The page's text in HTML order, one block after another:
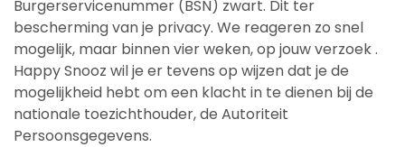
Burgerservicenummer (BSN) zwart. Dit ter
bescherming van je privacy. We reageren zo snel
mogelijk, maar binnen vier weken, op jouw verzoek .
Happy Snooz wil je er tevens op wijzen dat je de
mogelijkheid hebt om een klacht in te dienen bij de
nationale toezichthouder, de Autoriteit
Persoonsgegevens.